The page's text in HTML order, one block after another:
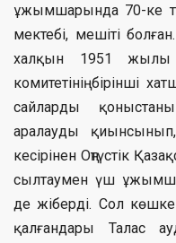
ұжымшарында 70-ке
мектебі, мешіті
халқын 1951 жылы
комитетінің бірінші
сайларды
аралауды қиынсынып,
кесірінен Оңтүстік
сылтаумен үш
де жіберді. Сол
қалғандары Талас